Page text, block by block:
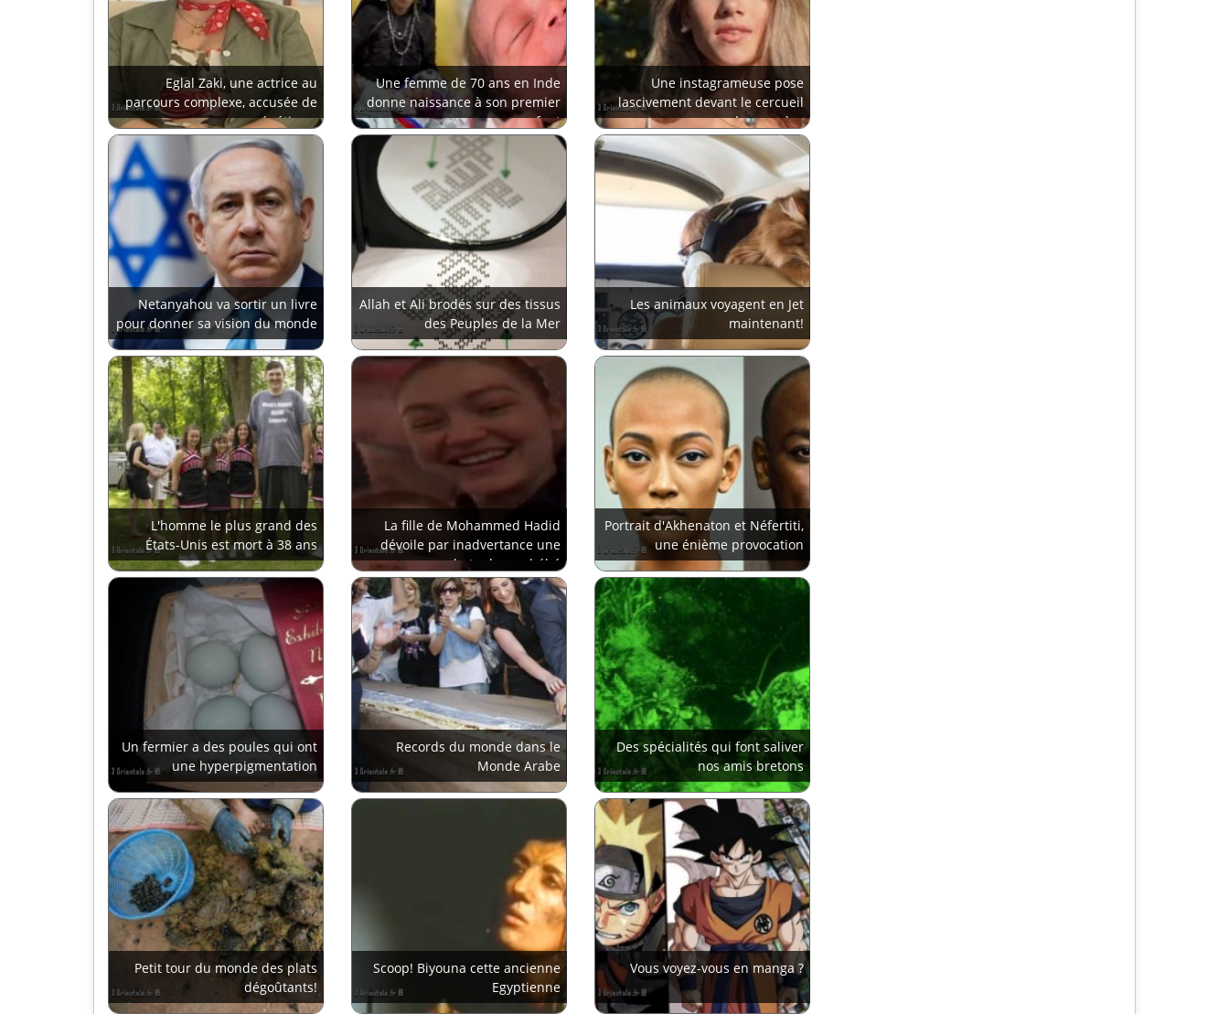
Eglal Zaki, une actrice au
parcours complexe, accusée de
proxénétisme
Une femme de 70 ans en Inde
donne naissance à son premier
enfant
Une instagrameuse pose
lascivement devant le cercueil
de son père
Netanyahou va sortir un livre
pour donner sa vision du monde
Allah et Ali brodés sur des tissus
des Peuples de la Mer
Les animaux voyagent en Jet
maintenant!
L'homme le plus grand des
États-Unis est mort à 38 ans
La fille de Mohammed Hadid
dévoile par inadvertance une
photo de son bébé
Portrait d'Akhenaton et Néfertiti,
une énième provocation
Un fermier a des poules qui ont
une hyperpigmentation
Records du monde dans le
Monde Arabe
Des spécialités qui font saliver
nos amis bretons
Petit tour du monde des plats
dégoûtants!
Scoop! Biyouna cette ancienne
Egyptienne
Vous voyez-vous en manga ?